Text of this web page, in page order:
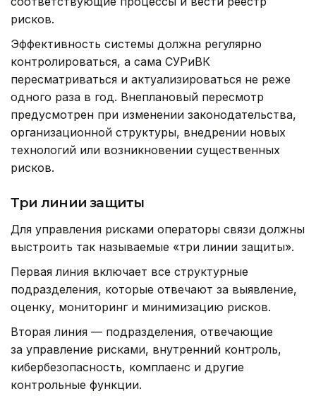
рисков.
Эффективность системы должна регулярно
контролироваться, а сама СУРиВК
пересматриваться и актуализироваться не реже
одного раза в год. Внеплановый пересмотр
предусмотрен при изменении законодательства,
организационной структуры, внедрении новых
технологий или возникновении существенных
рисков.
Три линии защиты
Для управления рисками операторы связи должны
выстроить так называемые «три линии защиты».
Первая линия включает все структурные
подразделения, которые отвечают за выявление,
оценку, мониторинг и минимизацию рисков.
Вторая линия — подразделения, отвечающие
за управление рисками, внутренний контроль,
кибербезопасность, комплаенс и другие
контрольные функции.